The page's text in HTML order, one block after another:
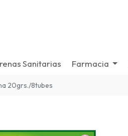
Sanitarias Farmacia
20grs./8tubes